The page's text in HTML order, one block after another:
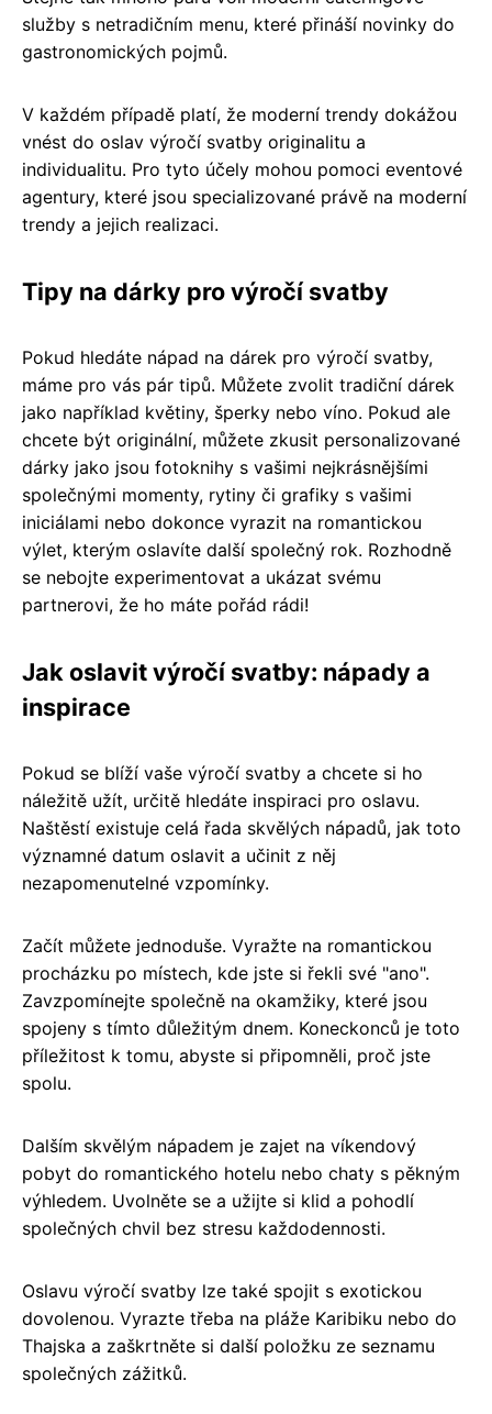
služby s netradičním menu, které přináší novinky do
gastronomických pojmů.
V každém případě platí, že moderní trendy dokážou
vnést do oslav výročí svatby originalitu a
individualitu. Pro tyto účely mohou pomoci eventové
agentury, které jsou specializované právě na moderní
trendy a jejich realizaci.
Tipy na dárky pro výročí svatby
Pokud hledáte nápad na dárek pro výročí svatby,
máme pro vás pár tipů. Můžete zvolit tradiční dárek
jako například květiny, šperky nebo víno. Pokud ale
chcete být originální, můžete zkusit personalizované
dárky jako jsou fotoknihy s vašimi nejkrásnějšími
společnými momenty, rytiny či grafiky s vašimi
iniciálami nebo dokonce vyrazit na romantickou
výlet, kterým oslavíte další společný rok. Rozhodně
se nebojte experimentovat a ukázat svému
partnerovi, že ho máte pořád rádi!
Jak oslavit výročí svatby: nápady a
inspirace
Pokud se blíží vaše výročí svatby a chcete si ho
náležitě užít, určitě hledáte inspiraci pro oslavu.
Naštěstí existuje celá řada skvělých nápadů, jak toto
významné datum oslavit a učinit z něj
nezapomenutelné vzpomínky.
Začít můžete jednoduše. Vyražte na romantickou
procházku po místech, kde jste si řekli své "ano".
Zavzpomínejte společně na okamžiky, které jsou
spojeny s tímto důležitým dnem. Koneckonců je toto
příležitost k tomu, abyste si připomněli, proč jste
spolu.
Dalším skvělým nápadem je zajet na víkendový
pobyt do romantického hotelu nebo chaty s pěkným
výhledem. Uvolněte se a užijte si klid a pohodlí
společných chvil bez stresu každodennosti.
Oslavu výročí svatby lze také spojit s exotickou
dovolenou. Vyrazte třeba na pláže Karibiku nebo do
Thajska a zaškrtněte si další položku ze seznamu
společných zážitků.